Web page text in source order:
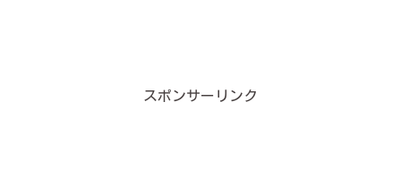
スポンサーリンク